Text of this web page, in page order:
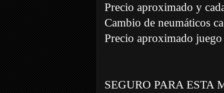
Precio aproximado y
Cambio de neumáticos
Precio aproximado
SEGURO PARA ESTA